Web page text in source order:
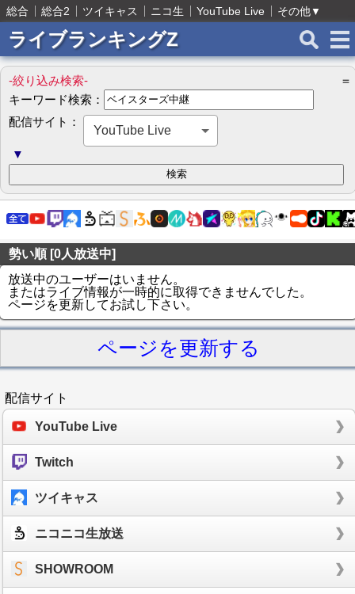
総合 総合2 ツイキャス ニコ生 YouTube Live その他▼
ライブランキングZ
-絞り込み検索-
＝
キーワード検索：
配信サイト：
YouTube Live
▼
勢い順 [0人放送中]
放送中のユーザーはいません。
またはライブ情報が一時的に取得できませんでした。
ページを更新してお試し下さい。
ページを更新する
配信サイト
YouTube Live
Twitch
ツイキャス
ニコニコ生放送
SHOWROOM